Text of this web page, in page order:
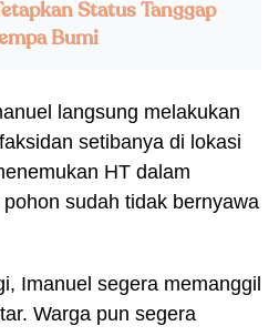
Status Tanggap
Bumi
langsung melakukan
setibanya di lokasi
HT dalam
sudah tidak bernyawa
Imanuel segera memanggil
Warga pun segera